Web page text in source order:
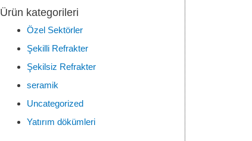
Ürün kategorileri
Özel Sektörler
Şekilli Refrakter
Şekilsiz Refrakter
seramik
Uncategorized
Yatırım dökümleri